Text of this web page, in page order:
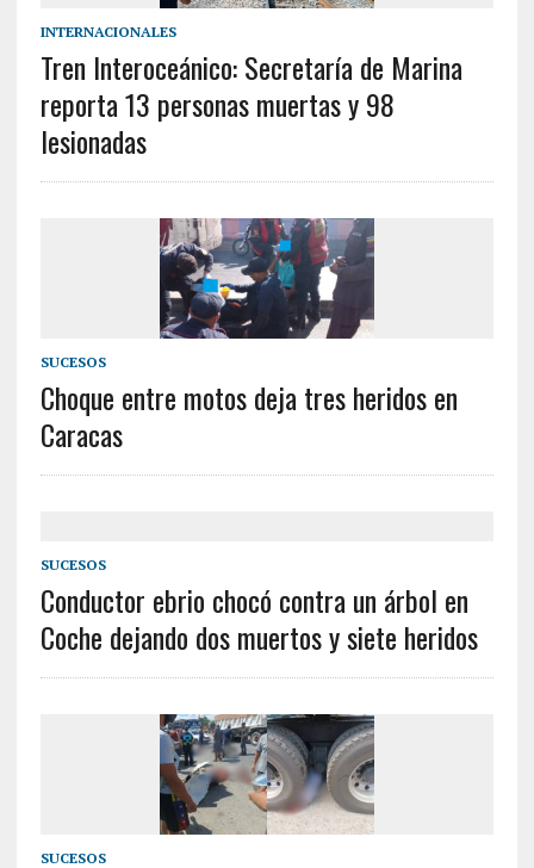
INTERNACIONALES
Tren Interoceánico: Secretaría de Marina
reporta 13 personas muertas y 98
lesionadas
SUCESOS
Choque entre motos deja tres heridos en
Caracas
SUCESOS
Conductor ebrio chocó contra un árbol en
Coche dejando dos muertos y siete heridos
SUCESOS